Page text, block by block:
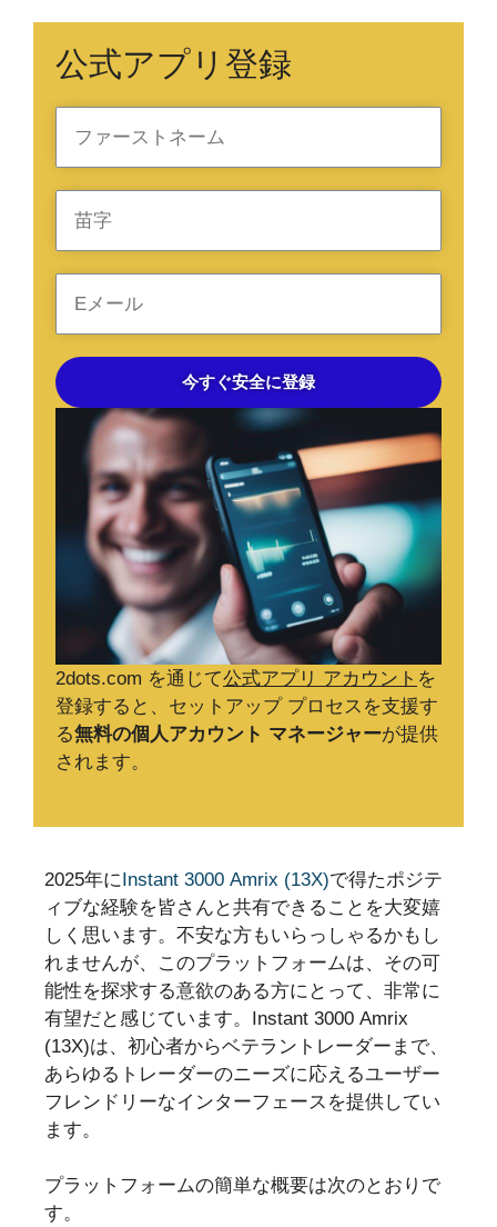
2dots.com を通じて公式アプリ アカウント を
登録すると、セットアップ プロセスを支援す
る無料の個人アカウント マネージャーが提供
されます。
公式アプリ登録
今すぐ安全に登録
2025年にInstant 3000 Amrix (13X)で得たポジテ
ィブな経験を皆さんと共有できることを大変嬉
しく思います。不安な方もいらっしゃるかもし
れませんが、このプラットフォームは、その可
能性を探求する意欲のある方にとって、非常に
有望だと感じています。Instant 3000 Amrix
(13X)は、初心者からベテラントレーダーまで、
あらゆるトレーダーのニーズに応えるユーザー
フレンドリーなインターフェースを提供してい
ます。
プラットフォームの簡単な概要は次のとおりで
す。